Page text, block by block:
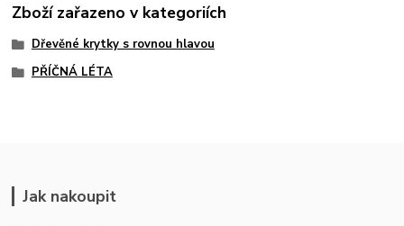
Zboží zařazeno v kategoriích
Dřevěné krytky s rovnou hlavou
PŘÍČNÁ LÉTA
Jak nakoupit